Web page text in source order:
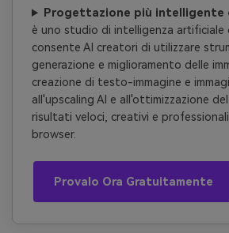
Progettazione più intelligente
è uno studio di intelligenza artificiale
consente AI creatori di utilizzare
generazione e miglioramento delle
creazione di testo-immagine e
all'upscaling AI e all'ottimizzazione
risultati veloci, creativi e
browser.
Provalo Ora Gratuitamente